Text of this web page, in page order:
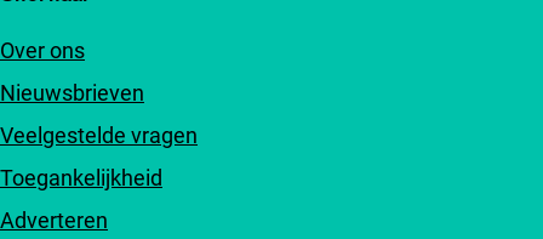
Over ons
Nieuwsbrieven
Veelgestelde vragen
Toegankelijkheid
Adverteren